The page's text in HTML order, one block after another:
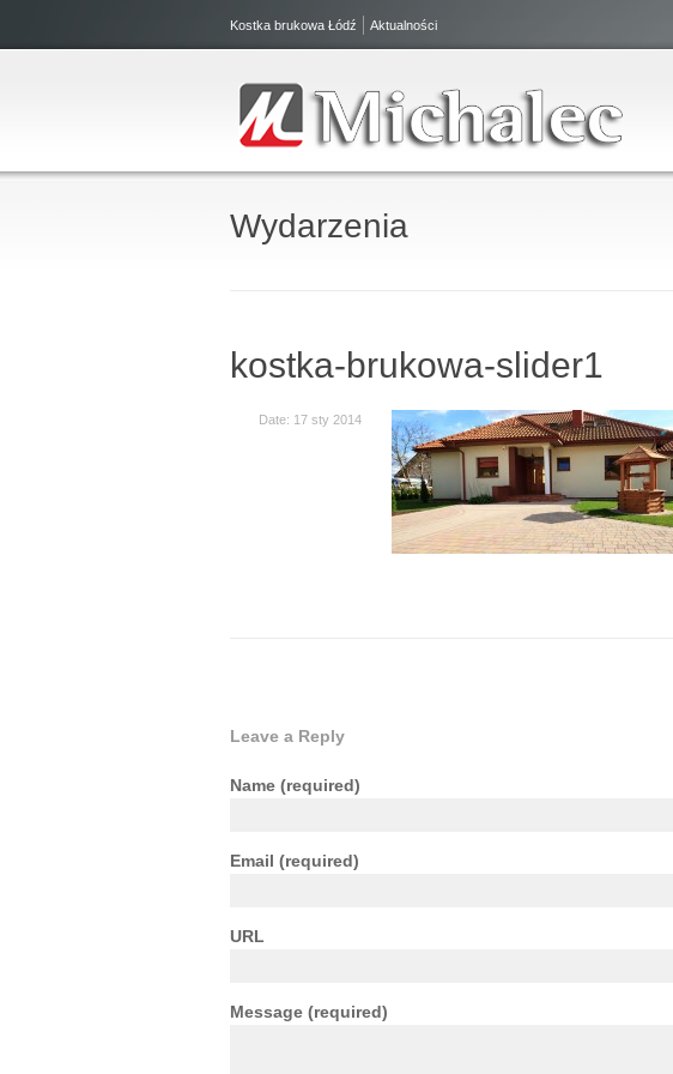
Kostka brukowa Łódź Aktualności
Wydarzenia
kostka-brukowa-slider1
Date: 17 sty 2014
Leave a Reply
Name (required)
Email (required)
URL
Message (required)